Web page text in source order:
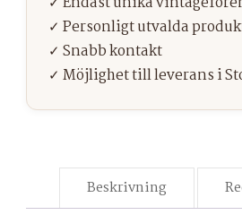
Beskrivning